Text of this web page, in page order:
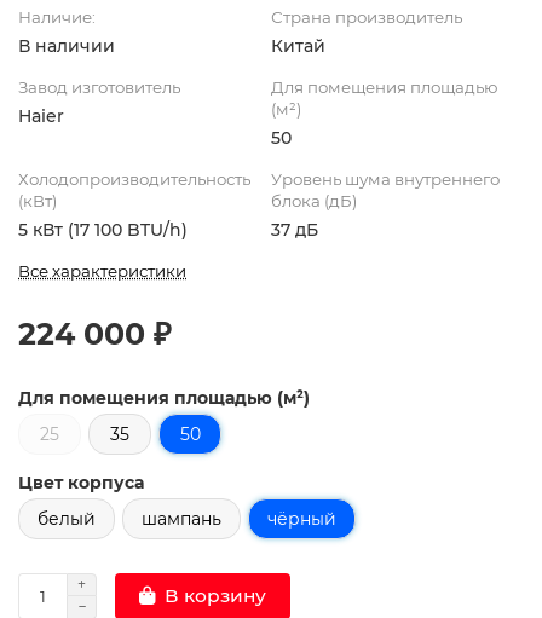
Наличие:
В наличии
Страна производитель
Китай
Завод изготовитель
Haier
Для помещения площадью
(м²)
50
Холодопроизводительность
(кВт)
5 кВт (17 100 BTU/h)
Уровень шума внутреннего
блока (дБ)
37 дБ
Все характеристики
224 000 ₽
Для помещения площадью (м²)
25
35 50
Цвет корпуса
белый
шампань чёрный
В корзину